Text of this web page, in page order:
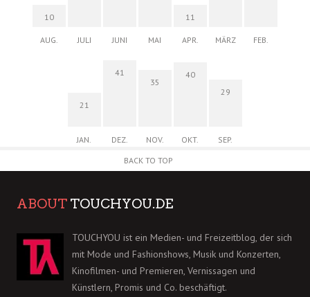
10
AUG. JULI JUNI MAI
11
APR. MÄRZ FEB.
21
JAN.
41
DEZ.
35
NOV.
40
OKT.
29
SEP.
BACK TO TOP
ABOUT TOUCHYOU.DE
TOUCHYOU ist ein Medien- und Freizeitblog, der sich
mit Mode und Fashionshows, Musik und Konzerten,
Kinofilmen- und Premieren, Vernissagen und
Künstlern, Promis und Co. beschäftigt.